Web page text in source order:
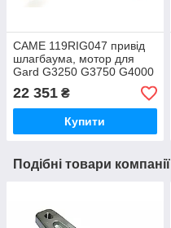
CAME 119RIG047 привід
шлагбаума, мотор для
Gard G3250 G3750 G4000
G2080
22 351 ₴
Купити
Подібні товари компанії